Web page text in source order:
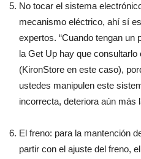
No tocar el sistema
mecanismo eléctrico, ahí sí
expertos. “Cuando tengan un
la Get Up hay que
(KironStore en este caso),
ustedes manipulen este
incorrecta, deteriora aún más
El freno: para la mantención
partir con el ajuste del freno,